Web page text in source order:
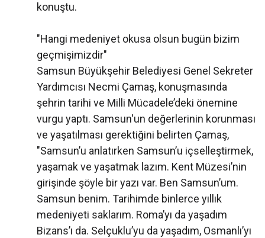
konuştu.
"Hangi medeniyet okusa olsun bugün bizim
geçmişimizdir"
Samsun Büyükşehir Belediyesi Genel Sekreter
Yardımcısı Necmi Çamaş, konuşmasında
şehrin tarihi ve Milli Mücadele’deki önemine
vurgu yaptı. Samsun'un değerlerinin korunması
ve yaşatılması gerektiğini belirten Çamaş,
"Samsun’u anlatırken Samsun’u içselleştirmek,
yaşamak ve yaşatmak lazım. Kent Müzesi’nin
girişinde şöyle bir yazı var. Ben Samsun’um.
Samsun benim. Tarihimde binlerce yıllık
medeniyeti saklarım. Roma’yı da yaşadım
Bizans’ı da. Selçuklu’yu da yaşadım, Osmanlı’yı